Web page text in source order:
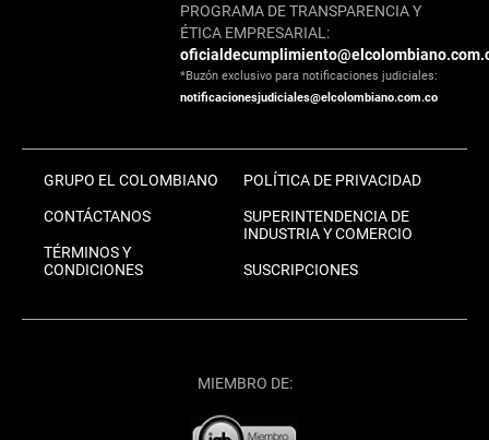
PROGRAMA DE TRANSPARENCIA Y
ÉTICA EMPRESARIAL:
*Buzón exclusivo para notificaciones judiciales:
notificacionesjudiciales@elcolombiano.com.co
GRUPO EL COLOMBIANO
CONTÁCTANOS
TÉRMINOS Y
CONDICIONES
POLÍTICA DE PRIVACIDAD
SUPERINTENDENCIA DE
INDUSTRIA Y COMERCIO
SUSCRIPCIONES
MIEMBRO DE: